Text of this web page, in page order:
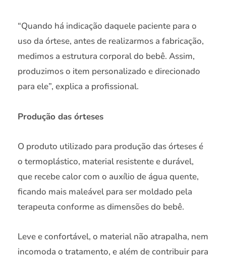
“Quando há indicação daquele paciente para o
uso da órtese, antes de realizarmos a fabricação,
medimos a estrutura corporal do bebê. Assim,
produzimos o item personalizado e direcionado
para ele”, explica a profissional.
Produção das órteses
O produto utilizado para produção das órteses é
o termoplástico, material resistente e durável,
que recebe calor com o auxílio de água quente,
ficando mais maleável para ser moldado pela
terapeuta conforme as dimensões do bebê.
Leve e confortável, o material não atrapalha, nem
incomoda o tratamento, e além de contribuir para